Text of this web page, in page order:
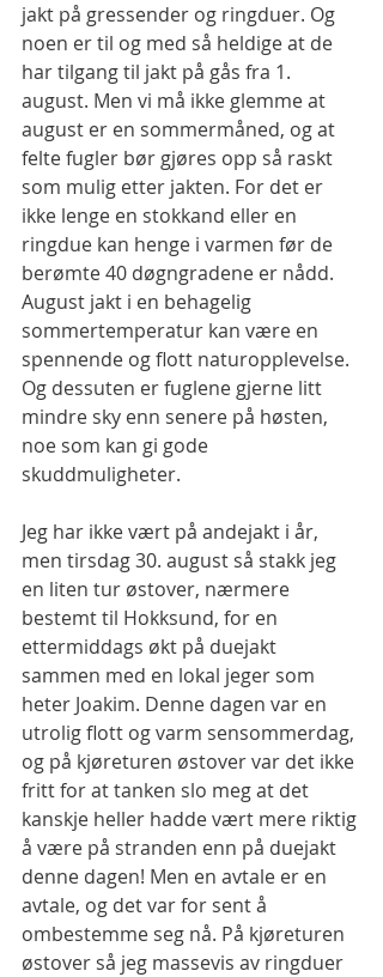
jakt på gressender og ringduer. Og
noen er til og med så heldige at de
har tilgang til jakt på gås fra 1.
august. Men vi må ikke glemme at
august er en sommermåned, og at
felte fugler bør gjøres opp så raskt
som mulig etter jakten. For det er
ikke lenge en stokkand eller en
ringdue kan henge i varmen før de
berømte 40 døgngradene er nådd.
August jakt i en behagelig
sommertemperatur kan være en
spennende og flott naturopplevelse.
Og dessuten er fuglene gjerne litt
mindre sky enn senere på høsten,
noe som kan gi gode
skuddmuligheter.
Jeg har ikke vært på andejakt i år,
men tirsdag 30. august så stakk jeg
en liten tur østover, nærmere
bestemt til Hokksund, for en
ettermiddags økt på duejakt
sammen med en lokal jeger som
heter Joakim. Denne dagen var en
utrolig flott og varm sensommerdag,
og på kjøreturen østover var det ikke
fritt for at tanken slo meg at det
kanskje heller hadde vært mere riktig
å være på stranden enn på duejakt
denne dagen! Men en avtale er en
avtale, og det var for sent å
ombestemme seg nå. På kjøreturen
østover så jeg massevis av ringduer